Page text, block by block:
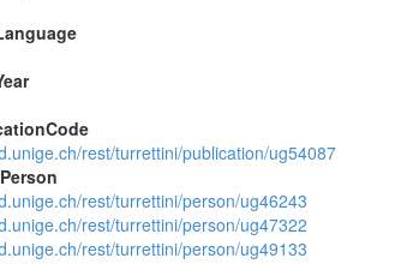
rest/turrettini/publication/ug54087
rest/turrettini/person/ug46243
rest/turrettini/person/ug47322
rest/turrettini/person/ug49133